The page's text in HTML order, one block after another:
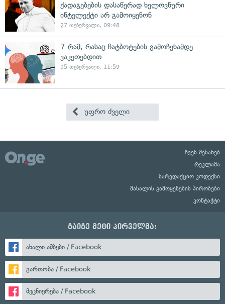
ქადაგებების დასაწერად ხელოვნური
ინტელექტი არ გამოიყენონ
27 თებერვალი, 09:48
7 რამ, რასაც ჩატბოტების გამოჩენამდე
ვაკეთებდით
25 თებერვალი, 11:59
უფრო ძველი
ჩვენ შესახებ
რეკლამა
სარედაქციო კოდექსი
მასალის გამოყენების პირობები
კონტაქტი
გაიგე მეტი პირველმა:
ახალი ამბები / Facebook
გართობა / Facebook
მეცნიერება / Facebook